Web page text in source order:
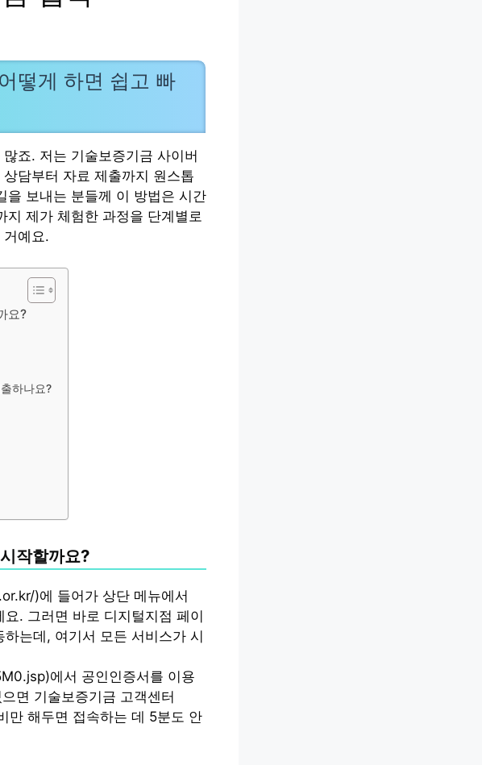
떻게 하면 쉽고 빠
죠. 저는 기술보증기금 사이버
담부터 자료 제출까지 원스톱
을 보내는 분들께 이 방법은 시간
지 제가 체험한 과정을 단계별로
예요.
요?
하나요?
작할까요?
)에 들어가 상단 메뉴에서
요. 그러면 바로 디지털지점 페이
는데, 여기서 모든 서비스가 시
에서 공인인증서를 이용
면 기술보증기금 고객센터
만 해두면 접속하는 데 5분도 안